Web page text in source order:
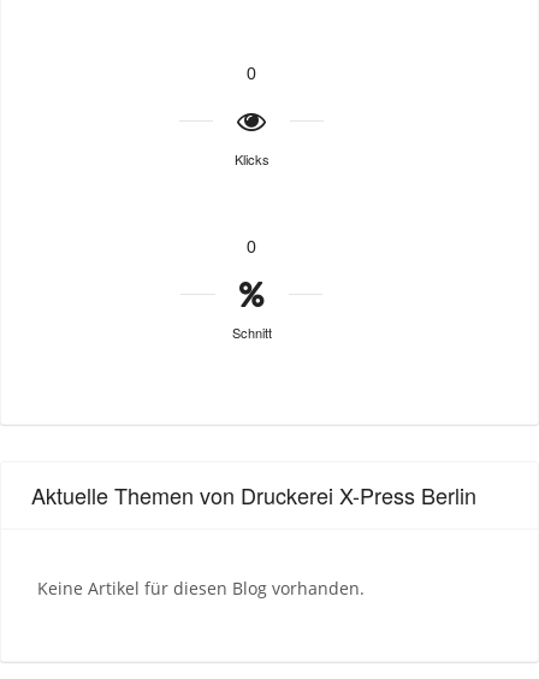
0
Klicks
0
Schnitt
Aktuelle Themen von Druckerei X-Press Berlin
Keine Artikel für diesen Blog vorhanden.